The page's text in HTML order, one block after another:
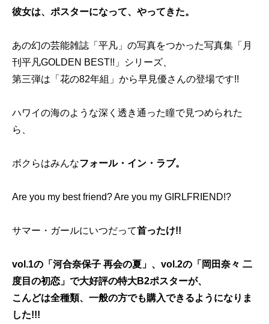
彼女は、ポスターになって、やってきた。
あの幻の芸能雑誌「平凡」の写真をつかった写真集「月
刊平凡GOLDEN BEST!!」シリーズ、
第三弾は「花の82年組」から早見優さんの登場です!!
ハワイの海のような深く透き通った瞳で見つめられた
ら、
ボクらはみんなフォール・イン・ラブ。
Are you my best friend? Are you my GIRLFRIEND!?
サマー・ガールにいつだって首ったけ!!
vol.1の「河合奈保子 再会の夏」、vol.2の「岡田奈々 二
度目の初恋」で大好評の特大B2ポスターが、
こんどは全種類、一般の方でも購入できるようになりま
した!!!